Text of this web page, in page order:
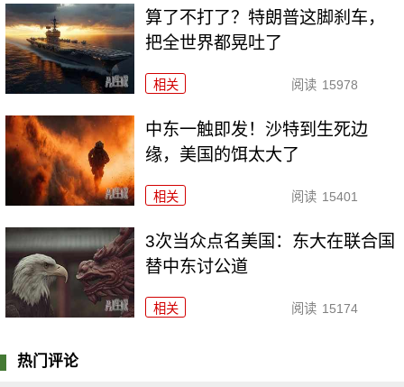
算了不打了？特朗普这脚刹车，
把全世界都晃吐了
相关 阅读 15978
中东一触即发！沙特到生死边
缘，美国的饵太大了
相关 阅读 15401
3次当众点名美国：东大在联合国
替中东讨公道
相关 阅读 15174
热门评论